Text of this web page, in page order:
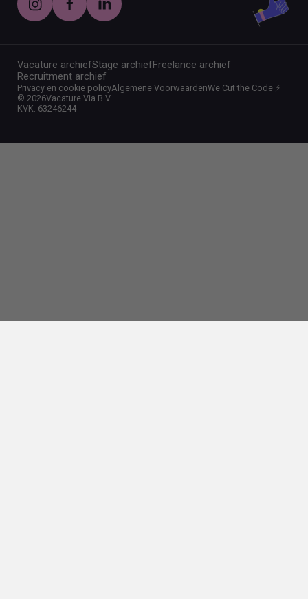
Vacature archiefStage archiefFreelance archief
Recruitment archief
©2026Vacature Via B.V.
KVK: 63246244
Privacy en cookie policyAlgemene VoorwaardenWe Cut the Code ⚡️